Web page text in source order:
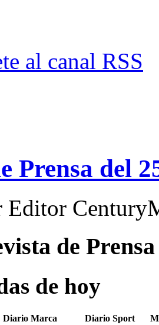
al canal RSS
Prensa del
Editor
de
de hoy
Diario Marca Diario Sport